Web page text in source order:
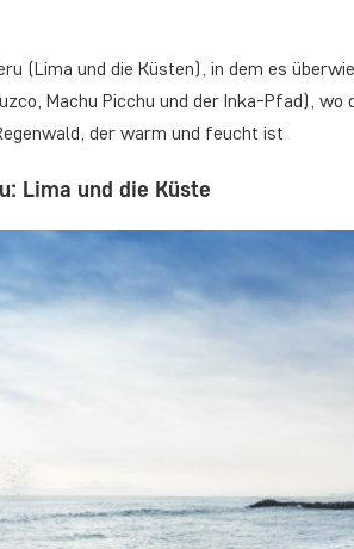
(Lima und die Küsten), in dem es
Machu Picchu und der Inka-Pfad),
der warm und feucht ist
Lima und die Küste